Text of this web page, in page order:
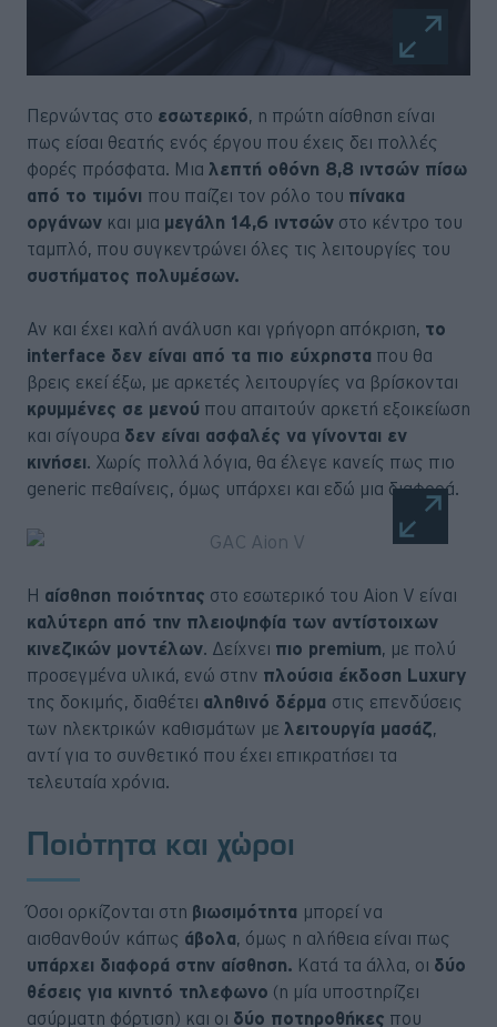
Περνώντας στο εσωτερικό, η πρώτη αίσθηση είναι
πως είσαι θεατής ενός έργου που έχεις δει πολλές
φορές πρόσφατα. Μια λεπτή οθόνη 8,8 ιντσών πίσω
από το τιμόνι που παίζει τον ρόλο του πίνακα
οργάνων και μια μεγάλη 14,6 ιντσών στο κέντρο του
ταμπλό, που συγκεντρώνει όλες τις λειτουργίες του
συστήματος πολυμέσων.
Αν και έχει καλή ανάλυση και γρήγορη απόκριση, το
interface δεν είναι από τα πιο εύχρηστα που θα
βρεις εκεί έξω, με αρκετές λειτουργίες να βρίσκονται
κρυμμένες σε μενού που απαιτούν αρκετή εξοικείωση
και σίγουρα δεν είναι ασφαλές να γίνονται εν
κινήσει. Χωρίς πολλά λόγια, θα έλεγε κανείς πως πιο
generic πεθαίνεις, όμως υπάρχει και εδώ μια διαφορά.
Η αίσθηση ποιότητας στο εσωτερικό του Aion V είναι
καλύτερη από την πλειοψηφία των αντίστοιχων
κινεζικών μοντέλων. Δείχνει πιο premium, με πολύ
προσεγμένα υλικά, ενώ στην πλούσια έκδοση Luxury
της δοκιμής, διαθέτει αληθινό δέρμα στις επενδύσεις
των ηλεκτρικών καθισμάτων με λειτουργία μασάζ,
αντί για το συνθετικό που έχει επικρατήσει τα
τελευταία χρόνια.
Ποιότητα και χώροι
Όσοι ορκίζονται στη βιωσιμότητα μπορεί να
αισθανθούν κάπως άβολα, όμως η αλήθεια είναι πως
υπάρχει διαφορά στην αίσθηση. Κατά τα άλλα, οι δύο
θέσεις για κινητό τηλεφωνο (η μία υποστηρίζει
ασύρματη φόρτιση) και οι δύο ποτηροθήκες που